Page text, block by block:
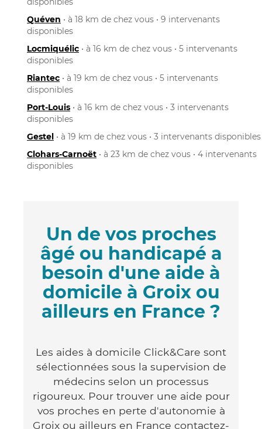
Quéven • à 18 km de chez vous • 9 intervenants
disponibles
Locmiquélic • à 16 km de chez vous • 5 intervenants
disponibles
Riantec • à 19 km de chez vous • 5 intervenants
disponibles
Port-Louis • à 16 km de chez vous • 3 intervenants
disponibles
Gestel • à 19 km de chez vous • 3 intervenants disponibles
Clohars-Carnoët • à 23 km de chez vous • 4 intervenants
disponibles
Un de vos proches
âgé ou handicapé a
besoin d'une aide à
domicile à Groix ou
ailleurs en France ?
Les aides à domicile Click&Care sont
sélectionnées sous la supervision de
médecins selon un processus
rigoureux. Pour trouver une aide pour
vos proches en perte d'autonomie à
Groix ou ailleurs en France contactez-